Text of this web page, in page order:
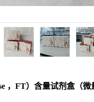
，FT）含量试剂盒（微